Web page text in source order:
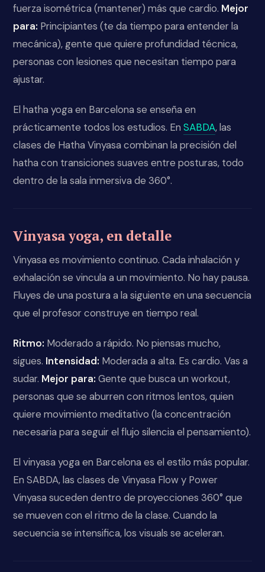
fuerza isométrica (mantener) más que cardio. Mejor
para: Principiantes (te da tiempo para entender la
mecánica), gente que quiere profundidad técnica,
personas con lesiones que necesitan tiempo para
ajustar.
El hatha yoga en Barcelona se enseña en
prácticamente todos los estudios. En SABDA, las
clases de Hatha Vinyasa combinan la precisión del
hatha con transiciones suaves entre posturas, todo
dentro de la sala inmersiva de 360°.
Vinyasa yoga, en detalle
Vinyasa es movimiento continuo. Cada inhalación y
exhalación se vincula a un movimiento. No hay pausa.
Fluyes de una postura a la siguiente en una secuencia
que el profesor construye en tiempo real.
Ritmo: Moderado a rápido. No piensas mucho,
sigues. Intensidad: Moderada a alta. Es cardio. Vas a
sudar. Mejor para: Gente que busca un workout,
personas que se aburren con ritmos lentos, quien
quiere movimiento meditativo (la concentración
necesaria para seguir el flujo silencia el pensamiento).
El vinyasa yoga en Barcelona es el estilo más popular.
En SABDA, las clases de Vinyasa Flow y Power
Vinyasa suceden dentro de proyecciones 360° que
se mueven con el ritmo de la clase. Cuando la
secuencia se intensifica, los visuals se aceleran.